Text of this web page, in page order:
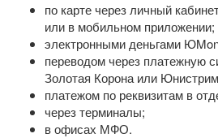
по карте через личный
или в мобильном приложении;
электронными деньгами
переводом через платежную
Золотая Корона или
платежом по реквизитам в
через терминалы;
в офисах МФО.